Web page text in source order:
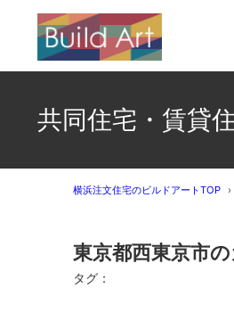
共同住宅・賃貸
横浜注文住宅のビルドアートTOP
東京都西東京市
タグ：